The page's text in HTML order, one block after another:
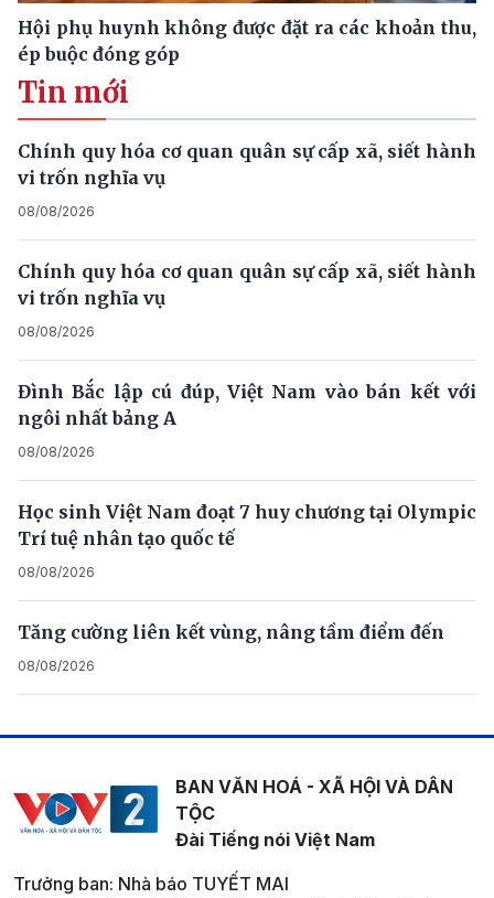
Hội phụ huynh không được đặt ra các khoản thu,
ép buộc đóng góp
Tin mới
Chính quy hóa cơ quan quân sự cấp xã, siết hành
vi trốn nghĩa vụ
08/08/2026
Chính quy hóa cơ quan quân sự cấp xã, siết hành
vi trốn nghĩa vụ
08/08/2026
Đình Bắc lập cú đúp, Việt Nam vào bán kết với
ngôi nhất bảng A
08/08/2026
Học sinh Việt Nam đoạt 7 huy chương tại Olympic
Trí tuệ nhân tạo quốc tế
08/08/2026
Tăng cường liên kết vùng, nâng tầm điểm đến
08/08/2026
BAN VĂN HOÁ - XÃ HỘI VÀ DÂN
TỘC
Đài Tiếng nói Việt Nam
Trưởng ban: Nhà báo TUYẾT MAI